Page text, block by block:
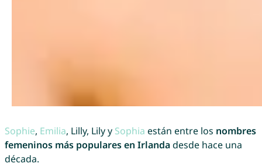
Sophie, Emilia, Lilly, Lily y Sophia están entre los nombres
femeninos más populares en Irlandadesde hace una
década.